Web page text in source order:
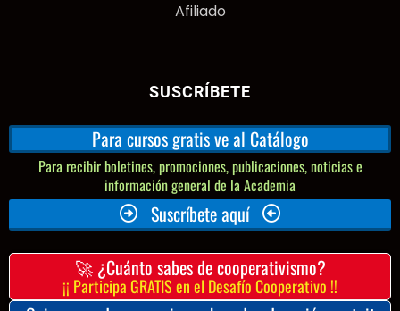
Afiliado
SUSCRÍBETE
Para cursos gratis ve al Catálogo
Para recibir boletines, promociones, publicaciones, noticias e
información general de la Academia
Suscríbete aquí
🚀 ¿Cuánto sabes de cooperativismo?
¡¡ Participa GRATIS en el Desafío Cooperativo !!